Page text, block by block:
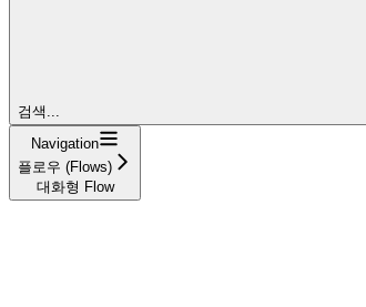
검색...
Navigation
플로우 (Flows)
대화형 Flow